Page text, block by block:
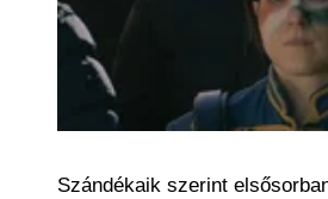
Szándékaik szerint